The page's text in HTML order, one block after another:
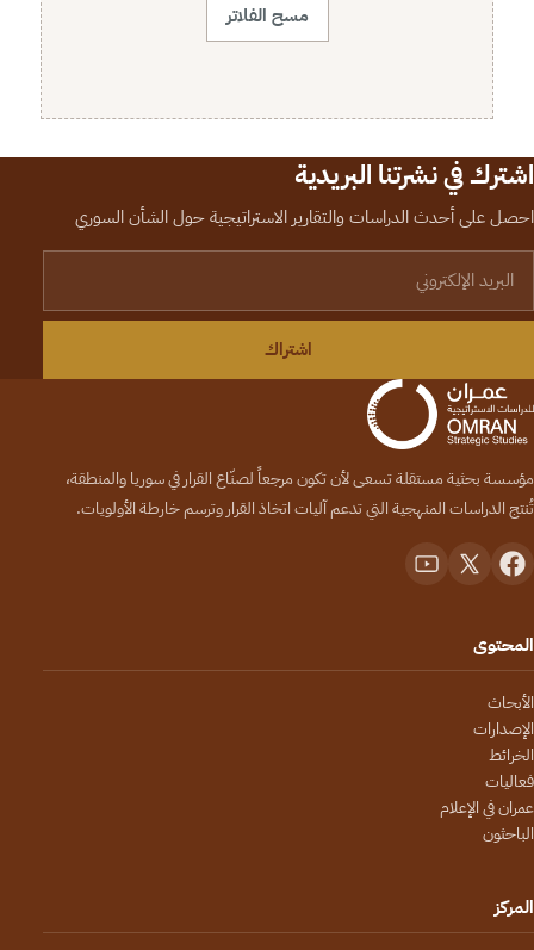
مسح الفلاتر
اشترك في نشرتنا البريدية
احصل على أحدث الدراسات والتقارير الاستراتيجية حول الشأن السوري
اشتراك
مؤسسة بحثية مستقلة تسعى لأن تكون مرجعاً لصنّاع القرار في سوريا والمنطقة،
تُنتج الدراسات المنهجية التي تدعم آليات اتخاذ القرار وترسم خارطة الأولويات.
المحتوى
الأبحاث
الإصدارات
الخرائط
فعاليات
عمران في الإعلام
الباحثون
المركز